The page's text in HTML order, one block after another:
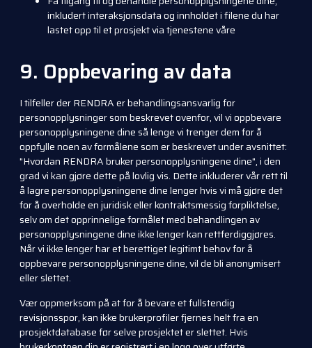
inkludert interaksjonsdata og innholdet i filene du har
lastet opp til et prosjekt via tjenestene våre
9. Oppbevaring av data
I tilfeller der RENDRA er behandlingsansvarlig for
personopplysninger som beskrevet ovenfor, vil vi oppbevare
personopplysningene dine så lenge vi trenger dem for å
oppfylle noen av formålene som er beskrevet under avsnittet:
"Hvordan RENDRA bruker personopplysningene dine", i den
grad vi kan gjøre dette på lovlig vis. Dette inkluderer vår rett til
å lagre personopplysningene dine lenger hvis vi må gjøre det
for å overholde en juridisk eller kontraktsmessig forpliktelse,
selv om det opprinnelige formålet med behandlingen av
personopplysningene dine ikke lenger kan rettferdiggjøres.
Når vi ikke lenger har et berettiget legitimt behov for å
oppbevare personopplysningene dine, vil de bli anonymisert
eller slettet.
Vær oppmerksom på at for å bevare et fullstendig
revisjonsspor, kan ikke brukerprofiler fjernes helt fra en
prosjektdatabase før selve prosjektet er slettet. Hvis